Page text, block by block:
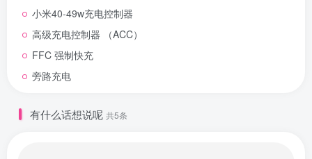
小米40-49w充电控制器
高级充电控制器 （ACC）
FFC 强制快充
旁路充电
有什么话想说呢 共5条